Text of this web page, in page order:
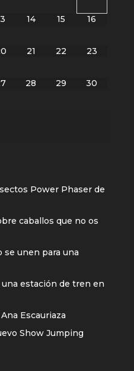
14 15 16
21 22 23
28 29 30
Power Phaser de
caballos que no os
unen para una
estación de tren en
Escauriaza
Show Jumping